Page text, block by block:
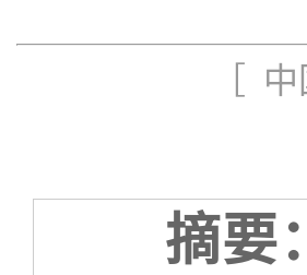
［
摘要：